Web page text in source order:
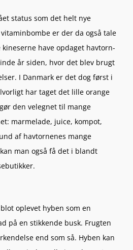
status som det helt nye
er der da også tale
have opdaget havtorn-
år siden, hvor det blev brugt
I Danmark er det dog først i
har taget det lille orange
den velegnet til mange
marmelade, juice, kompot,
af havtornenes mange
man også få det i blandt
oplevet hyben som en
på en stikkende busk. Frugten
end som så. Hyben kan